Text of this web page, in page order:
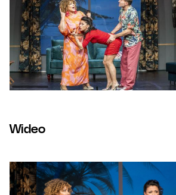
Wideo